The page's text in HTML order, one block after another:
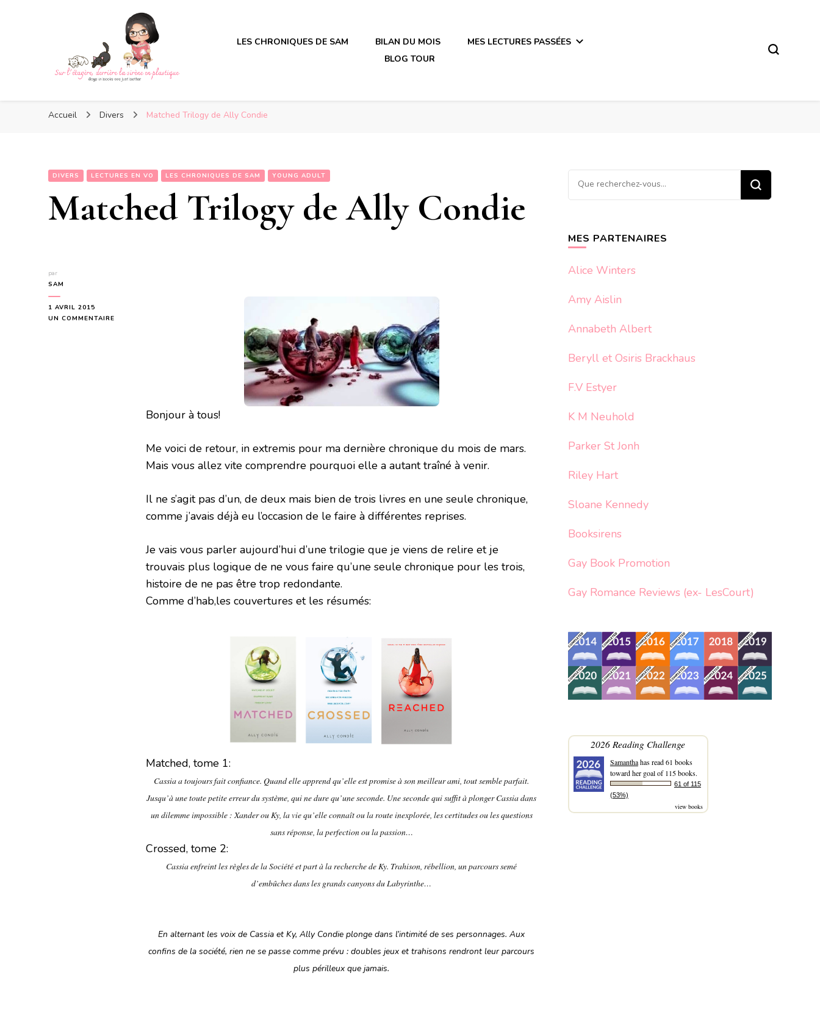
Sur l'étagère, derrière la sirène en plastique
LES CHRONIQUES DE SAM BILAN DU MOIS
MES LECTURES PASSÉES
BLOG TOUR
Accueil Divers Matched Trilogy de Ally Condie
DIVERS LECTURES EN VO LES CHRONIQUES DE SAM YOUNG ADULT
Matched Trilogy de Ally Condie
par
SAM
1 AVRIL 2015
UN COMMENTAIRE
Bonjour à tous!
Me voici de retour, in extremis pour ma dernière chronique du mois de mars.
Mais vous allez vite comprendre pourquoi elle a autant traîné à venir.
Il ne s’agit pas d’un, de deux mais bien de trois livres en une seule chronique,
comme j’avais déjà eu l’occasion de le faire à différentes reprises.
Je vais vous parler aujourd’hui d’une trilogie que je viens de relire et je
trouvais plus logique de ne vous faire qu’une seule chronique pour les trois,
histoire de ne pas être trop redondante.
Comme d’hab,les couvertures et les résumés:
Matched, tome 1:
Cassia a toujours fait confiance. Quand elle apprend qu’elle est promise à son meilleur ami, tout semble parfait.
Jusqu’à une toute petite erreur du système, qui ne dure qu’une seconde. Une seconde qui suffit à plonger Cassia dans
un dilemme impossible : Xander ou Ky, la vie qu’elle connaît ou la route inexplorée, les certitudes ou les questions
sans réponse, la perfection ou la passion…
Crossed, tome 2:
Cassia enfreint les règles de la Société et part à la recherche de Ky. Trahison, rébellion, un parcours semé
d’embûches dans les grands canyons du Labyrinthe…
En alternant les voix de Cassia et Ky, Ally Condie plonge dans l’intimité de ses personnages. Aux
confins de la société, rien ne se passe comme prévu : doubles jeux et trahisons rendront leur parcours
plus périlleux que jamais.
Vous
recherchiez
MES PARTENAIRES
Alice Winters
Amy Aislin
Annabeth Albert
Beryll et Osiris Brackhaus
F.V Estyer
K M Neuhold
Parker St Jonh
Riley Hart
Sloane Kennedy
Booksirens
Gay Book Promotion
Gay Romance Reviews (ex- LesCourt)
2026 Reading Challenge
Samanthahas read 61 books
toward her goal of 115 books.
61 of 115
(53%)
view books